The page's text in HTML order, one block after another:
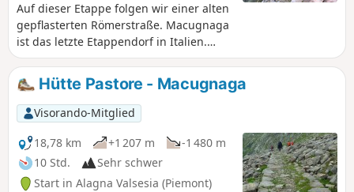
Auf dieser Etappe folgen wir einer alten
gepflasterten Römerstraße. Macugnaga
ist das letzte Etappendorf in Italien.
Wanderung mit kurzer Beschreibung,
zu verfolgen mit der App Visorando.
Hütte Pastore - Macugnaga
Visorando-Mitglied
18,78 km
+1 207 m
-1 480 m
10 Std.
Sehr schwer
Start in Alagna Valsesia (Piemont)